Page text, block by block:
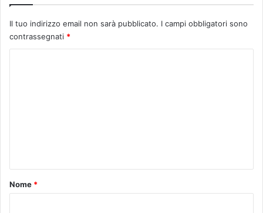
Il tuo indirizzo email non sarà pubblicato. I campi obbligatori sono
contrassegnati *
o
Nome *